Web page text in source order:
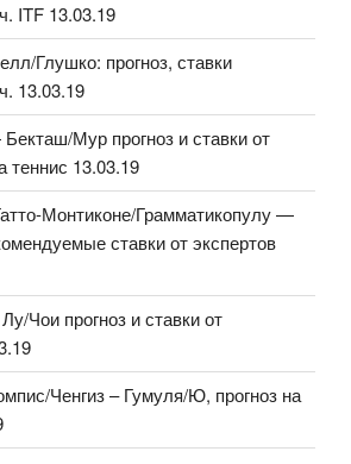
ITF 13.03.19
Глушко: прогноз, ставки
13.03.19
Мур прогноз и ставки от
теннис 13.03.19
Монтиконе/Грамматикопулу —
ставки от экспертов
Чои прогноз и ставки от
Ченгиз – Гумуля/Ю, прогноз на